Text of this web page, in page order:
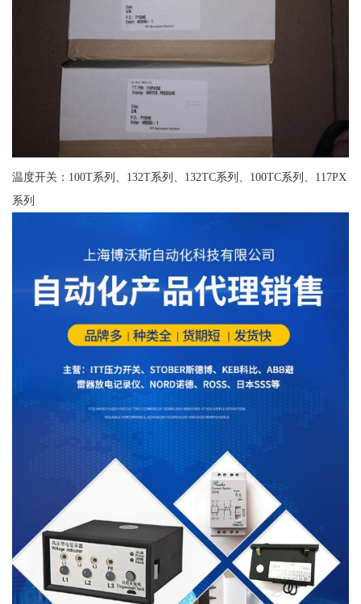
温度开关：100T系列、132T系列、132TC系列、100TC系列、117PX
系列